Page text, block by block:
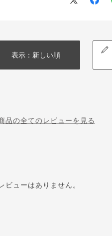
表示：新しい順
品の全てのレビューを見る
ビューはありません。